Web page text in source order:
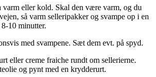
varm eller kold. Skal den være varm, og du
så varm selleripakker og svampe op i en
10 minutter.
med svampene. Sæt dem evt. på spyd.
eller creme fraiche rundt om sellerierne.
og pynt med en krydderurt.